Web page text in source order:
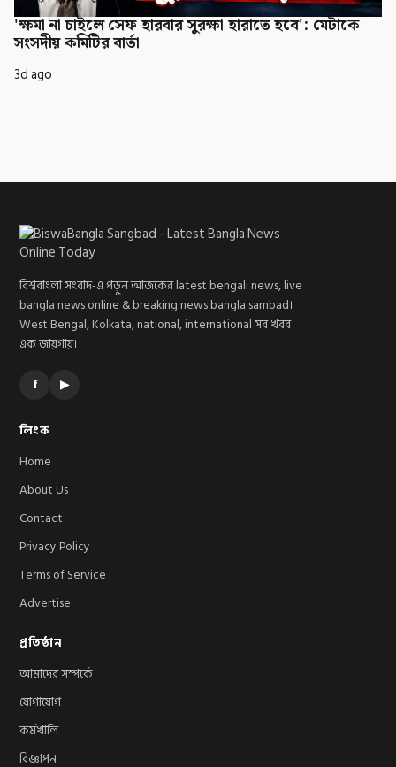
'ক্ষমা না চাইলে সেফ হারবার সুরক্ষা হারাতে হবে': মেটাকে
সংসদীয় কমিটির বার্তা
3d ago
বিশ্ববাংলা সংবাদ-এ পড়ুন আজকের latest bengali news, live
bangla news online & breaking news bangla sambad।
West Bengal, Kolkata, national, international সব খবর
এক জায়গায়।
f ▶
লিংক
Home
About Us
Contact
Privacy Policy
Terms of Service
Advertise
প্রতিষ্ঠান
আমাদের সম্পর্কে
যোগাযোগ
কর্মখালি
বিজ্ঞাপন